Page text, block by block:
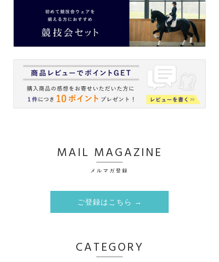
MAIL MAGAZINE
メルマガ登録
ご登録はこちら →
CATEGORY